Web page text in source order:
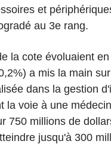
et
au 3e rang.
la cote évoluaient
a mis la main
dans la gestion
la voie à une
750 millions de
jusqu'à 300